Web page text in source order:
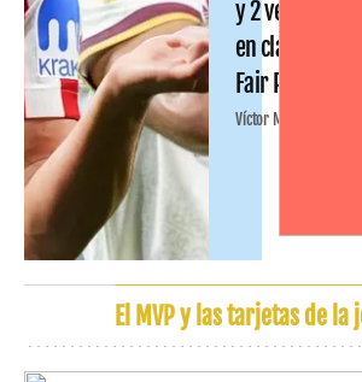
y 2 ventas
en clave
Fair Play
Víctor Malo
El MVP y las tarjetas de la